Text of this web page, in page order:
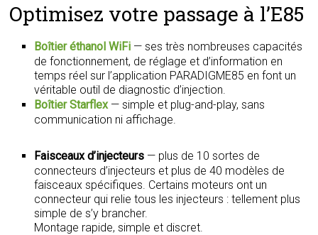
Optimisez votre passage à l’E85
Boîtier éthanol WiFi — ses très nombreuses capacités
de fonctionnement, de réglage et d’information en
temps réel sur l’application PARADIGME85 en font un
véritable outil de diagnostic d’injection.
Boîtier Starflex— simple et plug-and-play, sans
communication ni affichage.
Faisceaux d’injecteurs — plus de 10 sortes de
connecteurs d’injecteurs et plus de 40 modèles de
faisceaux spécifiques. Certains moteurs ont un
connecteur qui relie tous les injecteurs : tellement plus
simple de s’y brancher.
Montage rapide, simple et discret.